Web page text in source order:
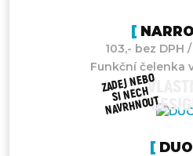
103,- bez DPH
Funkční čelenka
DESIGN
ZADEJ NEBO
SI NECH
NAVRHNOUT
DUO